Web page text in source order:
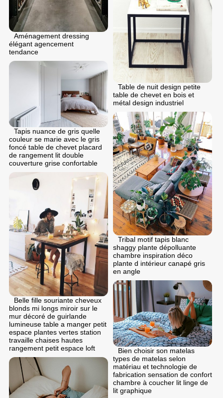
Aménagement dressing
élégant agencement
tendance
Table de nuit design petite
table de chevet en bois et
métal design industriel
Tapis nuance de gris quelle
couleur se marie avec le gris
foncé table de chevet placard
de rangement lit double
couverture grise confortable
Tribal motif tapis blanc
shaggy plante dépolluante
chambre inspiration déco
plante d intérieur canapé gris
en angle
Belle fille souriante cheveux
blonds mi longs miroir sur le
mur décoré de guirlande
lumineuse table a manger petit
espace plantes vertes station
travaille chaises hautes
rangement petit espace loft
Bien choisir son matelas
types de matelas selon
matériau et technologie de
fabrication sensation de confort
chambre à coucher lit linge de
lit graphique